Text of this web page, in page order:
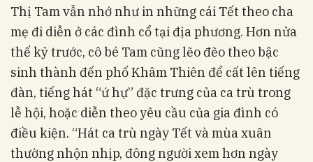
Thị Tam vẫn nhớ như in những cái Tết theo cha
mẹ đi diễn ở các đình cổ tại địa phương. Hơn nửa
thế kỷ trước, cô bé Tam cũng lẽo đẽo theo bậc
sinh thành đến phố Khâm Thiên để cất lên tiếng
đàn, tiếng hát “ứ hự” đặc trưng của ca trù trong
lễ hội, hoặc diễn theo yêu cầu của gia đình có
điều kiện. “Hát ca trù ngày Tết và mùa xuân
thường nhộn nhịp, đông người xem hơn ngày